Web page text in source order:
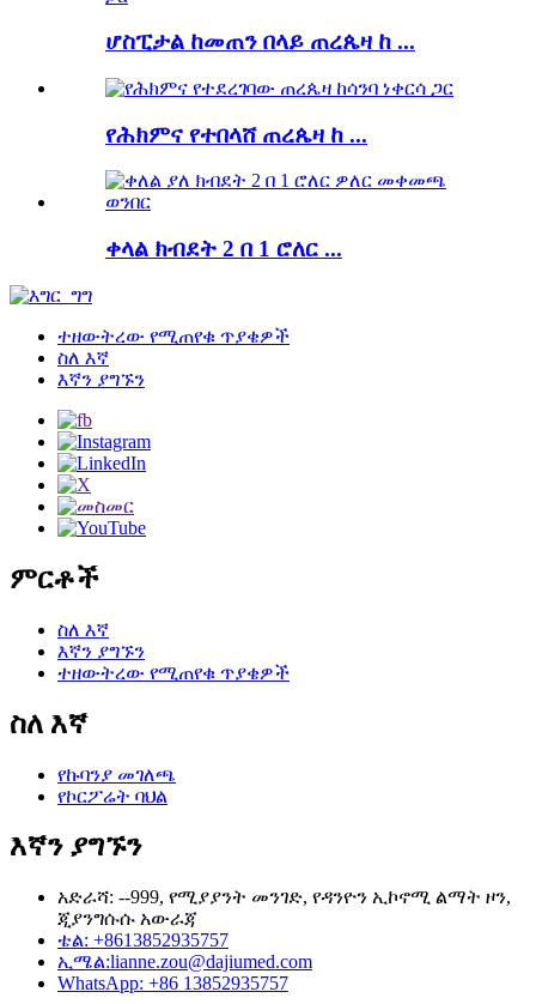
ሆስፒታል ከመጠን በላይ ጠረጴዛ ከ ...
የሕክምና የተበላሸ ጠረጴዛ ከ ...
ቀላል ክብደት 2 በ 1 ሮለር ...
ተዘውትረው የሚጠየቁ ጥያቄዎች
ስለ እኛ
እኛን ያግኙን
ምርቶች
ስለ እኛ
እኛን ያግኙን
ተዘውትረው የሚጠየቁ ጥያቄዎች
ስለ እኛ
የኩባንያ መገለጫ
የኮርፖሬት ባህል
እኛን ያግኙን
አድራሻ: --999, የሚያያንት መንገድ, የዳንዮን ኢኮኖሚ ልማት ዞን,
ጂያንግሱሱ አውራጃ
ቴል: +8613852935757
ኢሜል:lianne.zou@dajiumed.com
WhatsApp: +86 13852935757